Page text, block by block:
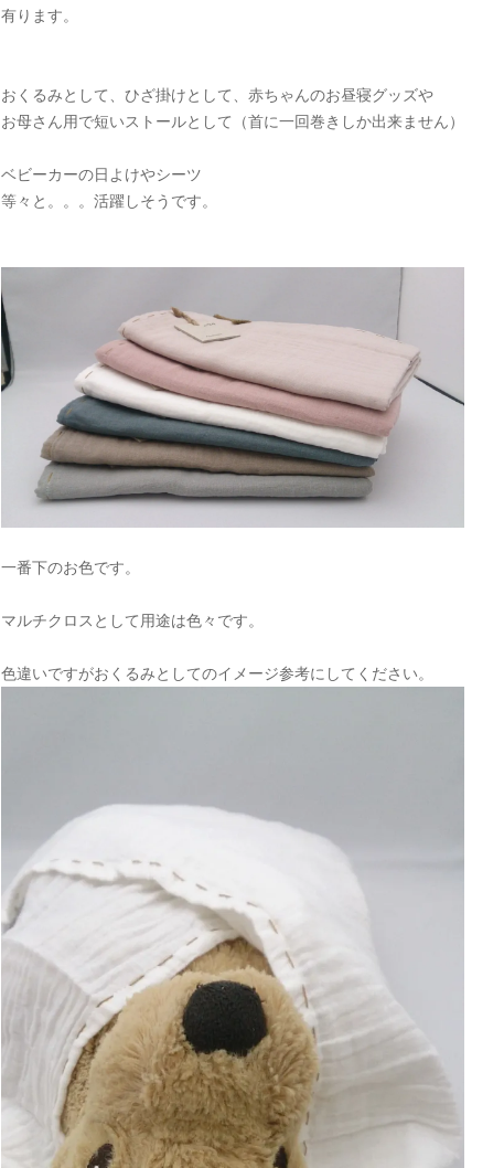
有ります。
おくるみとして、ひざ掛けとして、赤ちゃんのお昼寝グッズや
お母さん用で短いストールとして（首に一回巻きしか出来ません）
ベビーカーの日よけやシーツ
等々と。。。活躍しそうです。
一番下のお色です。
マルチクロスとして用途は色々です。
色違いですがおくるみとしてのイメージ参考にしてください。